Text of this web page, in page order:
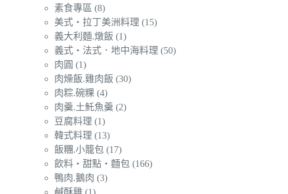
素食專區 (8)
美式‧拉丁美洲料理 (15)
義大利麵.燉飯 (1)
義式‧法式．地中海料理 (50)
肉圓 (1)
肉燥飯.雞肉飯 (30)
肉粽.碗粿 (4)
肉羹.土魠魚羹 (2)
豆腐料理 (1)
韓式料理 (13)
飯糰.小籠包 (17)
飲料‧甜點‧麵包 (166)
鴨肉.鵝肉 (3)
鹹酥雞 (1)